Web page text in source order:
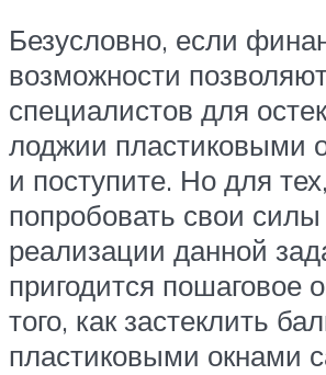
Безусловно, если
возможности
специалистов для
лоджии пластиковыми
и поступите. Но для
попробовать свои силы
реализации данной
пригодится пошаговое
того, как застеклить
пластиковыми окнами